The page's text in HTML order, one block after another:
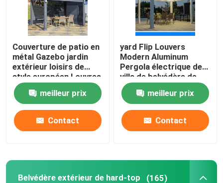
Sunroom en verre de toit
Couverture de patio en
métal Gazebo jardin
extérieur loisirs de
style européen Louvres
modernes
meilleur prix
Contact
yard Flip Louvers
Modern Aluminum
Pergola électrique de
villa de belvédère de
toit en métal de 6x4m
meilleur prix
Contact
Belvédère extérieur de hard-top (165)